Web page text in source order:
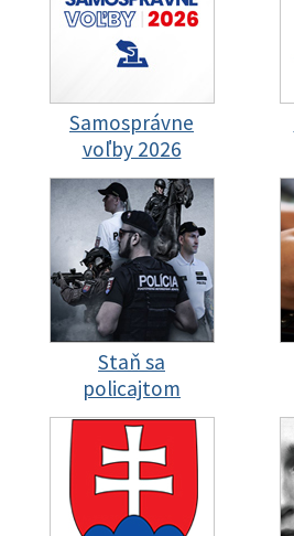
Samosprávne
voľby 2026
Staň sa
policajtom